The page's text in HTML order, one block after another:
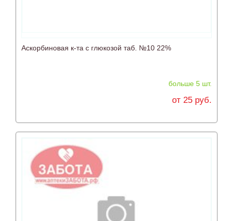
Аскорбиновая к-та с глюкозой таб. №10 22%
больше 5 шт.
от 25 руб.